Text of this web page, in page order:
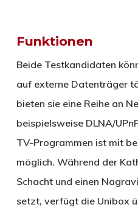
Funktionen
Beide Testkandidaten
auf externe Datenträger
bieten sie eine Reihe an
beispielsweise DLNA/
TV-Programmen ist mit
möglich. Während der
Schacht und einen
setzt, verfügt die Unibox